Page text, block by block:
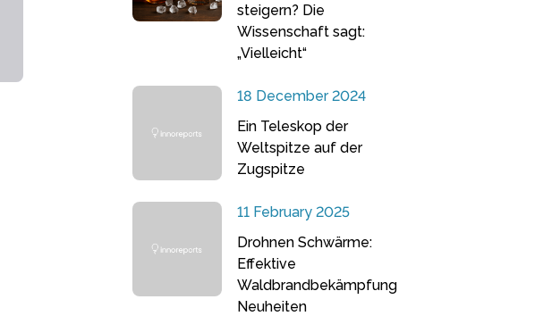
steigern? Die
Wissenschaft sagt:
„Vielleicht“
18 December 2024
Ein Teleskop der
Weltspitze auf der
Zugspitze
11 February 2025
Drohnen Schwärme:
Effektive
Waldbrandbekämpfung
Neuheiten